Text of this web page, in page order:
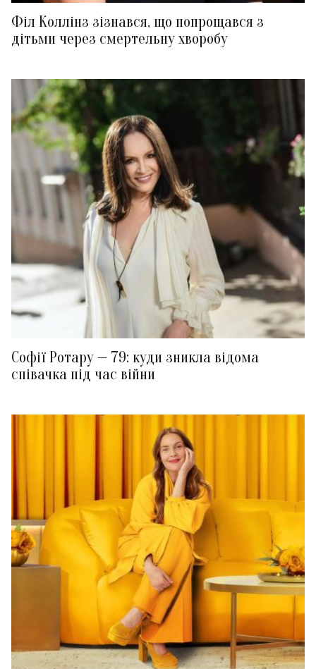
Філ Коллінз зізнався, що попрощався з
дітьми через смертельну хворобу
Софії Ротару — 79: куди зникла відома
співачка під час війни